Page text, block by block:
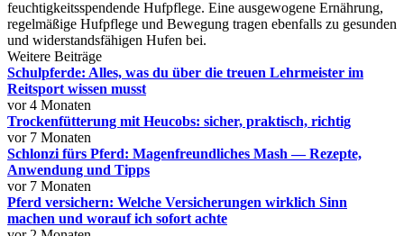
feuchtigkeitsspendende Hufpflege. Eine ausgewogene Ernährung,
regelmäßige Hufpflege und Bewegung tragen ebenfalls zu gesunden
und widerstandsfähigen Hufen bei.
Weitere Beiträge
Schulpferde: Alles, was du über die treuen Lehrmeister im
Reitsport wissen musst
vor 4 Monaten
Trockenfütterung mit Heucobs: sicher, praktisch, richtig
vor 7 Monaten
Schlonzi fürs Pferd: Magenfreundliches Mash — Rezepte,
Anwendung und Tipps
vor 7 Monaten
Pferd versichern: Welche Versicherungen wirklich Sinn
machen und worauf ich sofort achte